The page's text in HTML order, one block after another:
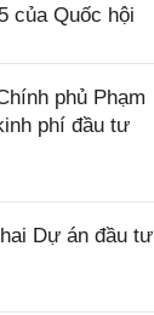
của Quốc hội
phủ Phạm
phí đầu tư
Dự án đầu tư